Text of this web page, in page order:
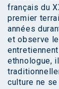
français du
premier
années
et observe
ethnologue,
culture ne